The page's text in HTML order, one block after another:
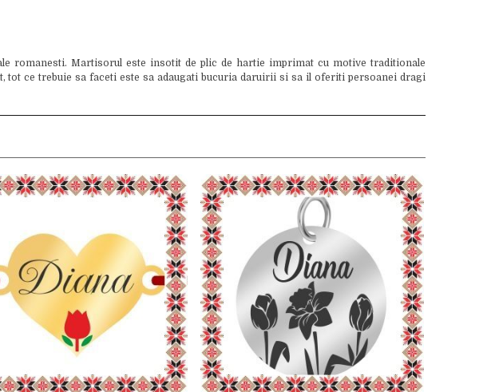
romanesti. Martisorul este insotit de plic de hartie imprimat cu motive traditionale
ce trebuie sa faceti este sa adaugati bucuria daruirii si sa il oferiti persoanei dragi